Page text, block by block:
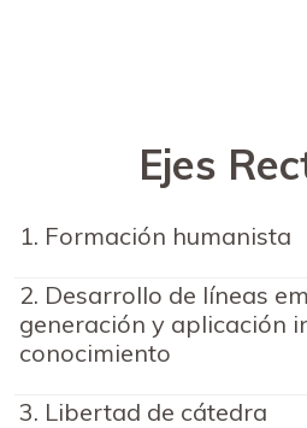
Ejes
1. Formación humanista
2. Desarrollo de líneas
generación y aplicación
conocimiento
3. Libertad de cátedra